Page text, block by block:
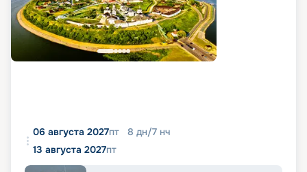
06 августа 2027пт 8 дн/7 нч
13 августа 2027пт